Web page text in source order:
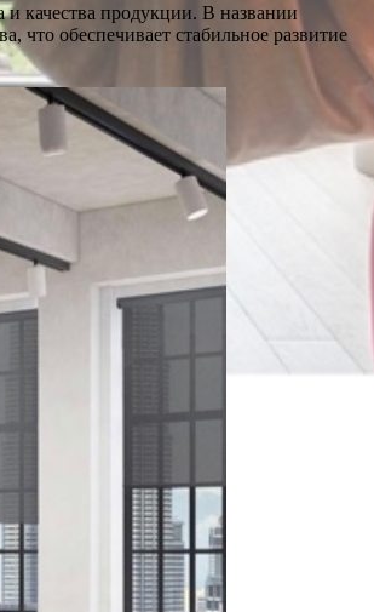
и качества продукции. В названии
что обеспечивает стабильное развитие